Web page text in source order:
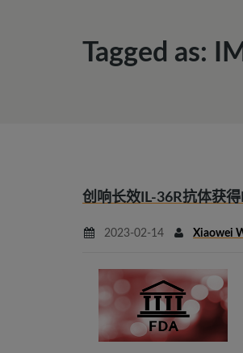
Tagged as:
创响长效IL-36R抗体获
2023-02-14 Xiaowei